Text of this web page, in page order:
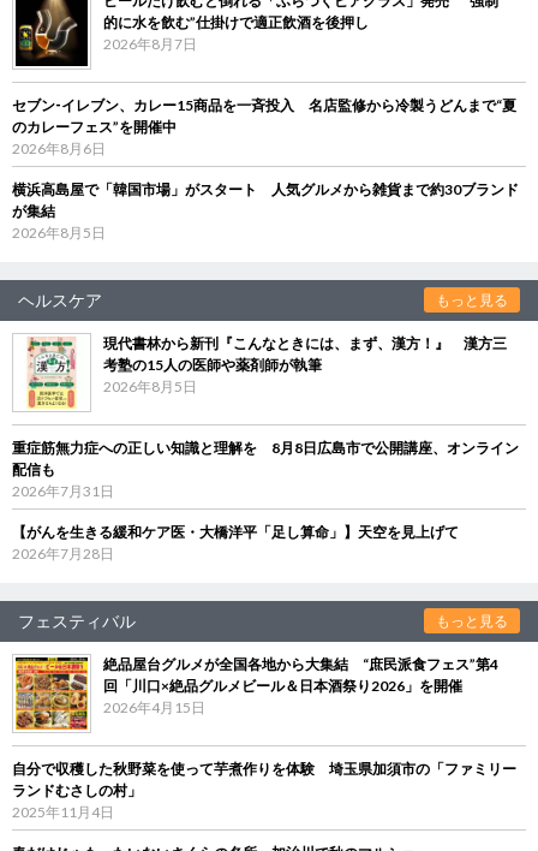
的に水を飲む”仕掛けで適正飲酒を後押し
2026年8月7日
セブン‐イレブン、カレー15商品を一斉投入 名店監修から冷製うどんまで“夏
のカレーフェス”を開催中
2026年8月6日
横浜高島屋で「韓国市場」がスタート 人気グルメから雑貨まで約30ブランド
が集結
2026年8月5日
ヘルスケア もっと見る
現代書林から新刊『こんなときには、まず、漢方！』 漢方三
考塾の15人の医師や薬剤師が執筆
2026年8月5日
重症筋無力症への正しい知識と理解を 8月8日広島市で公開講座、オンライン
配信も
2026年7月31日
【がんを生きる緩和ケア医・大橋洋平「足し算命」】天空を見上げて
2026年7月28日
フェスティバル もっと見る
絶品屋台グルメが全国各地から大集結 “庶民派食フェス”第4
回「川口×絶品グルメビール＆日本酒祭り2026」を開催
2026年4月15日
自分で収穫した秋野菜を使って芋煮作りを体験 埼玉県加須市の「ファミリー
ランドむさしの村」
2025年11月4日